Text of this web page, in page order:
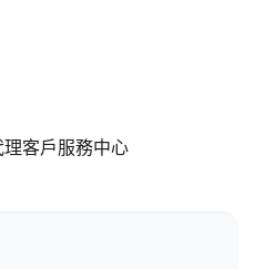
客戶服務中心